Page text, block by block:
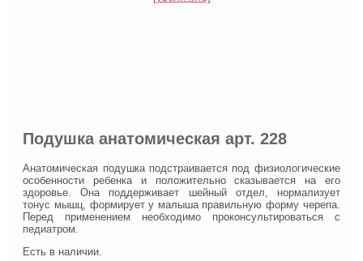
Подушка анатомическая арт. 228
Анатомическая подушка подстраивается под физиологические
особенности ребенка и положительно сказывается на его
здоровье. Она поддерживает шейный отдел, нормализует
тонус мышц, формирует у малыша правильную форму черепа.
Перед применением необходимо проконсультироваться с
педиатром.
Есть в наличии.